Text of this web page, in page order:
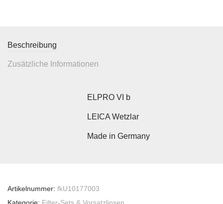
Beschreibung
Zusätzliche Informationen
ELPRO VI b
LEICA Wetzlar
Made in Germany
Artikelnummer: fkU10177003